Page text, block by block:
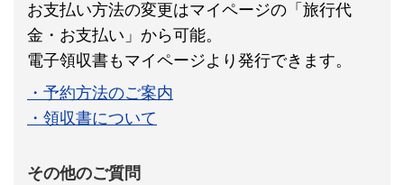
お支払い方法の変更はマイページの「旅行代
金・お支払い」から可能。
電子領収書もマイページより発行できます。
・予約方法のご案内
・領収書について
その他のご質問